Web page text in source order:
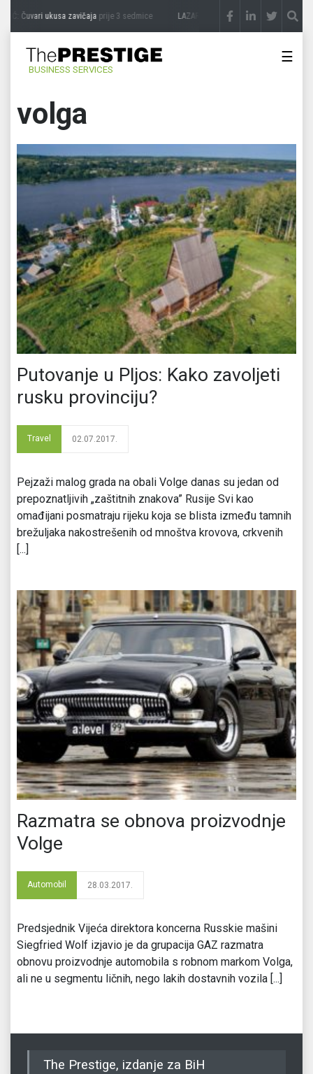
Čuvari ukusa zavičajaprije 3 sedmice LAZAR ĐURIĆ: Promocija potencijal
BUSINESS SERVICES
☰
volga
Putovanje u Pljos: Kako zavolјeti
rusku provinciju?
Travel 02.07.2017.
Pejzaži malog grada na obali Volge danas su jedan od
prepoznatljivih „zaštitnih znakova” Rusije Svi kao
omađijani posmatraju rijeku koja se blista između tamnih
brežuljaka nakostrešenih od mnoštva krovova, crkvenih
[...]
Razmatra se obnova proizvodnje
Volge
Automobil 28.03.2017.
Predsjednik Vijeća direktora koncerna Russkie mašini
Siegfried Wolf izjavio je da grupacija GAZ razmatra
obnovu proizvodnje automobila s robnom markom Volga,
ali ne u segmentu ličnih, nego lakih dostavnih vozila [...]
The Prestige, izdanje za BiH